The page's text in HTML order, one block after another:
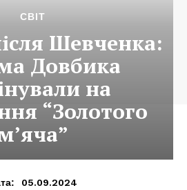
СВІТ
Шевченка:
Довбика
на
“Золотого
05.09.2024